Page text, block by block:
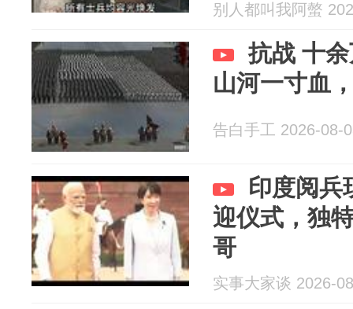
别人都叫我阿螫
抗战 十
山河一寸血
告白手工 2026-08-
印度阅兵
迎仪式，独
哥
实事大家谈 2026-